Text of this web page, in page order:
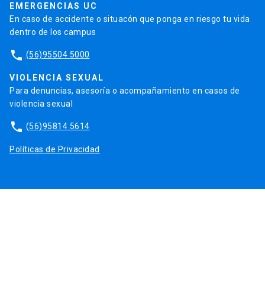
EMERGENCIAS UC
En caso de accidente o situacón que ponga en riesgo tu vida
dentro de los campus
phone (56)95504 5000
VIOLENCIA SEXUAL
Para denuncias, asesoría o acompañamiento en casos de
violencia sexual
phone (56)95814 5614
Políticas de Privacidad